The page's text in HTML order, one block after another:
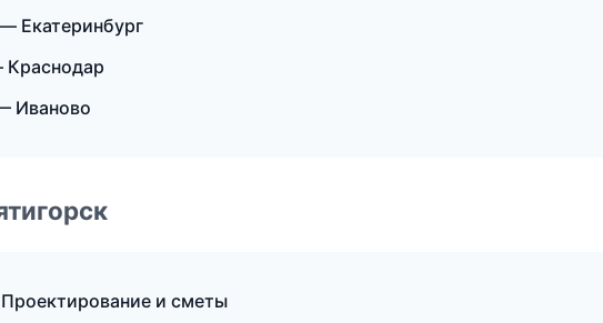
Екатеринбург
Иваново
и сметы